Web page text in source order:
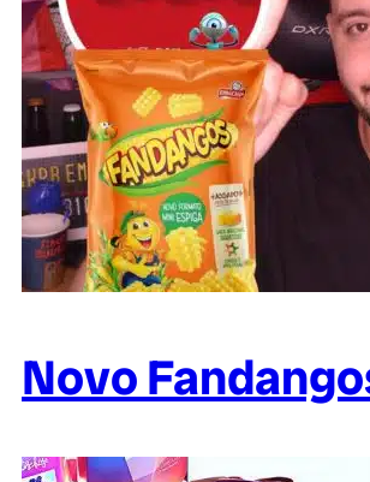
Novo